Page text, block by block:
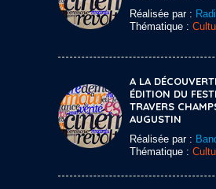
Réalisée par :
Thématique :
A LA
ÉDITION DU
TRAVERS
AUGUSTIN
Réalisée par :
Thématique :